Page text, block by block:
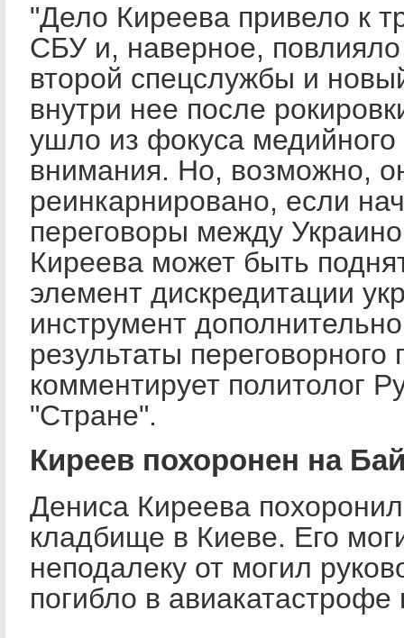
"Дело Киреева привело к
СБУ и, наверное,
второй спецслужбы и
внутри нее после
ушло из фокуса медийного
внимания. Но, возможно,
реинкарнировано, если
переговоры между
Киреева может быть
элемент дискредитации
инструмент
результаты переговорного
комментирует политолог
"Стране".
Киреев похоронен на
Дениса Киреева
кладбище в Киеве. Его
неподалеку от могил
погибло в